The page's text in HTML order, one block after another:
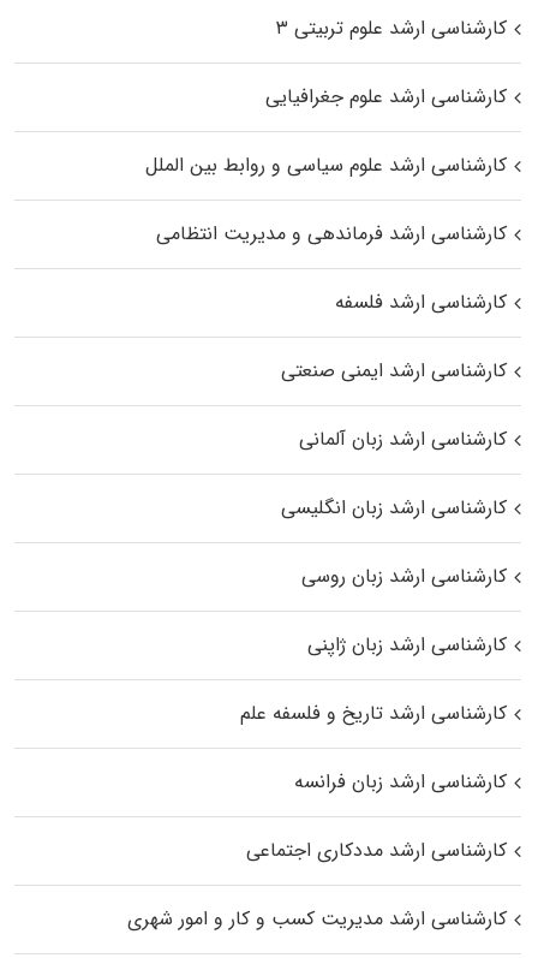
کارشناسی ارشد علوم تربیتی ۳
کارشناسی ارشد علوم جغرافیایی
کارشناسی ارشد علوم سیاسی و روابط بین الملل
کارشناسی ارشد فرماندهی و مدیریت انتظامی
کارشناسی ارشد فلسفه
کارشناسی ارشد ایمنی صنعتی
کارشناسی ارشد زبان آلمانی
کارشناسی ارشد زبان انگلیسی
کارشناسی ارشد زبان روسی
کارشناسی ارشد زبان ژاپنی
کارشناسی ارشد تاریخ و فلسفه علم
کارشناسی ارشد زبان فرانسه
کارشناسی ارشد مددکاری اجتماعی
کارشناسی ارشد مدیریت کسب و کار و امور شهری